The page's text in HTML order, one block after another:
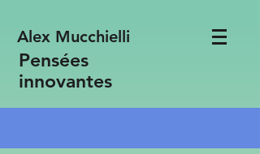
Alex Mucchielli
Pensées
innovantes